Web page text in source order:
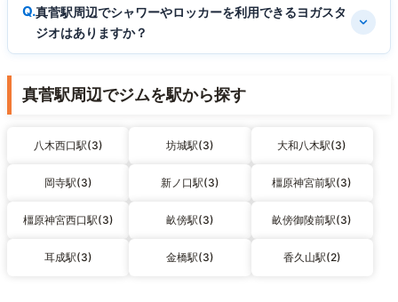
真菅駅周辺でシャワーやロッカーを利用できるヨガスタ
ジオはありますか？
真菅駅周辺でジムを駅から探す
八木西口駅(3) 坊城駅(3) 大和八木駅(3)
岡寺駅(3) 新ノ口駅(3) 橿原神宮前駅(3)
橿原神宮西口駅(3) 畝傍駅(3) 畝傍御陵前駅(3)
耳成駅(3) 金橋駅(3) 香久山駅(2)